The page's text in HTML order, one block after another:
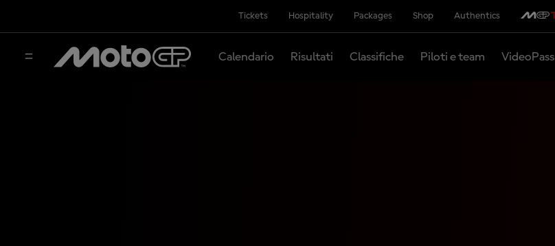
Tickets Hospitality Packages Shop Authentics
Calendario Risultati Classifiche Piloti e team VideoPass